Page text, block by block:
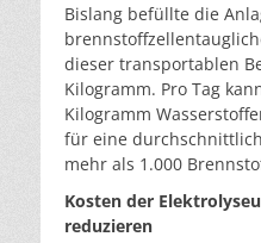
Bislang befüllte die
dieser transportablen
Kilogramm. Pro Tag
Kilogramm
für eine
mehr als 1.000
Kosten der
reduzieren